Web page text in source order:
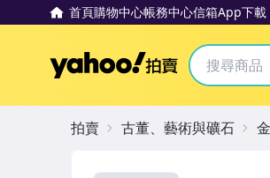
首頁購物中心帳務中心信箱App下載
Yahoo拍賣
拍賣 古董、藝術與礦石